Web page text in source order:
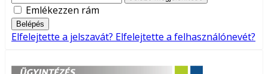
Emlékezzen rám
Belépés
Elfelejtette a jelszavát? Elfelejtette a felhasználónevét?